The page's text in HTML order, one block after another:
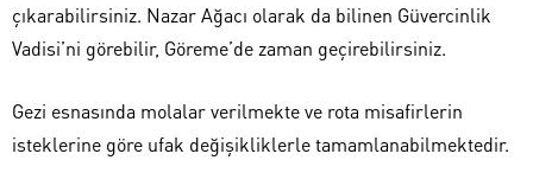
çıkarabilirsiniz. Nazar Ağacı olarak da bilinen Güvercinlik
Vadisi’ni görebilir, Göreme’de zaman geçirebilirsiniz.
Gezi esnasında molalar verilmekte ve rota misafirlerin
isteklerine göre ufak değişikliklerle tamamlanabilmektedir.